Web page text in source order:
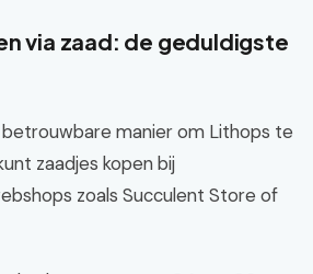
via zaad: de geduldigste
manier om Lithops te
zaadjes kopen bij
zoals Succulent Store of